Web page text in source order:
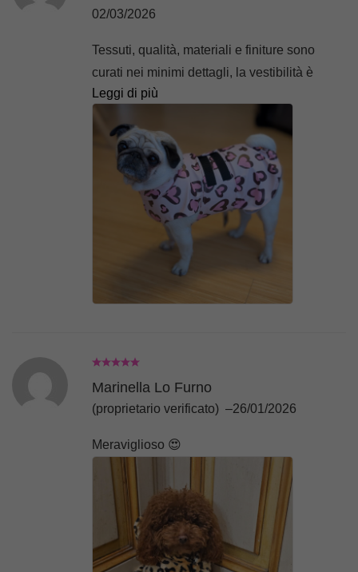
02/03/2026
Tessuti, qualità, materiali e finiture sono
curati nei minimi dettagli, la vestibilità è
perfetta. Le fantasie disponibili sono una più
l’amore che c’è dietro! E poi guardate come
le sta bene!
Leggi di più
Marinella Lo Furno
(proprietario verificato) –26/01/2026
Meraviglioso 😍